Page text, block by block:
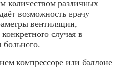
количеством различных
возможность врачу
вентиляции,
случая в
больного.
компрессоре или баллоне